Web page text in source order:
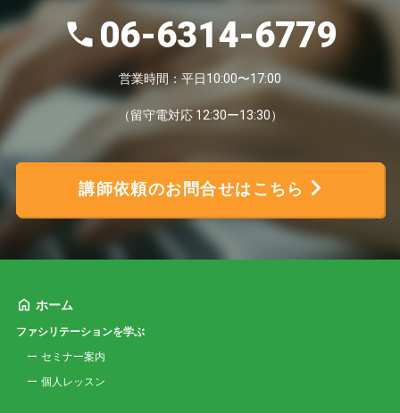
06-6314-6779
営業時間：平日10:00〜17:00
（留守電対応 12:30ー13:30）
講師依頼のお問合せはこちら
ホーム
ファシリテーションを学ぶ
セミナー案内
個人レッスン